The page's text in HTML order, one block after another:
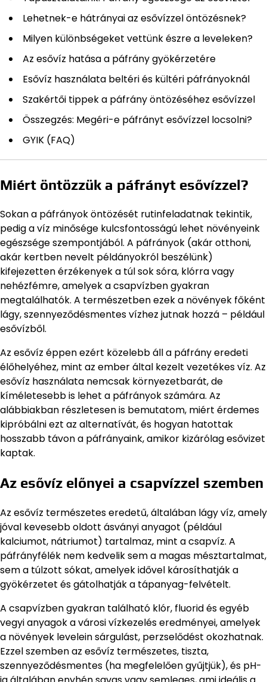
Lehetnek-e hátrányai az esővízzel öntözésnek?
Milyen különbségeket vettünk észre a leveleken?
Az esővíz hatása a páfrány gyökérzetére
Esővíz használata beltéri és kültéri páfrányoknál
Szakértői tippek a páfrány öntözéséhez esővízzel
Összegzés: Megéri-e páfrányt esővízzel locsolni?
GYIK (FAQ)
Miért öntözzük a páfrányt esővízzel?
Sokan a páfrányok öntözését rutinfeladatnak tekintik,
pedig a víz minősége kulcsfontosságú lehet növényeink
egészsége szempontjából. A páfrányok (akár otthoni,
akár kertben nevelt példányokról beszélünk)
kifejezetten érzékenyek a túl sok sóra, klórra vagy
nehézfémre, amelyek a csapvízben gyakran
megtalálhatók. A természetben ezek a növények főként
lágy, szennyeződésmentes vízhez jutnak hozzá – például
esővízből.
Az esővíz éppen ezért közelebb áll a páfrány eredeti
élőhelyéhez, mint az ember által kezelt vezetékes víz. Az
esővíz használata nemcsak környezetbarát, de
kíméletesebb is lehet a páfrányok számára. Az
alábbiakban részletesen is bemutatom, miért érdemes
kipróbálni ezt az alternatívát, és hogyan hatottak
hosszabb távon a páfrányaink, amikor kizárólag esővizet
kaptak.
Az esővíz előnyei a csapvízzel szemben
Az esővíz természetes eredetű, általában lágy víz, amely
jóval kevesebb oldott ásványi anyagot (például
kalciumot, nátriumot) tartalmaz, mint a csapvíz. A
páfrányfélék nem kedvelik sem a magas mésztartalmat,
sem a túlzott sókat, amelyek idővel károsíthatják a
gyökérzetet és gátolhatják a tápanyag-felvételt.
A csapvízben gyakran található klór, fluorid és egyéb
vegyi anyagok a városi vízkezelés eredményei, amelyek
a növények levelein sárgulást, perzselődést okozhatnak.
Ezzel szemben az esővíz természetes, tiszta,
szennyeződésmentes (ha megfelelően gyűjtjük), és pH-